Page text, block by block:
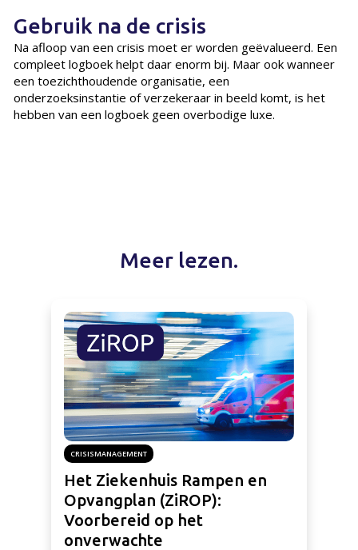
Gebruik na de crisis
Na afloop van een crisis moet er worden geëvalueerd. Een
compleet logboek helpt daar enorm bij. Maar ook wanneer
een toezichthoudende organisatie, een
onderzoeksinstantie of verzekeraar in beeld komt, is het
hebben van een logboek geen overbodige luxe.
Meer lezen.
CRISISMANAGEMENT
Het Ziekenhuis Rampen en
Opvangplan (ZiROP):
Voorbereid op het
onverwachte